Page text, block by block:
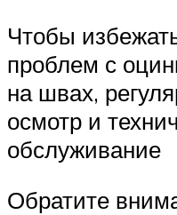
Чтобы
проблем с
на швах,
осмотр и
обслуживание
Обратите